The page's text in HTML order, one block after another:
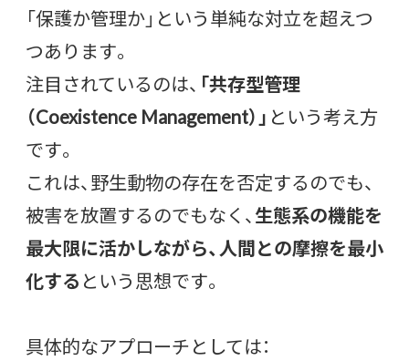
「保護か管理か」という単純な対立を超えつ
つあります。
注目されているのは、 「共存型管理
（Coexistence Management）」 という考え方
です。
これは、野生動物の存在を否定するのでも、
被害を放置するのでもなく、生態系の機能を
最大限に活かしながら、人間との摩擦を最小
化する という思想です。
具体的なアプローチとしては：